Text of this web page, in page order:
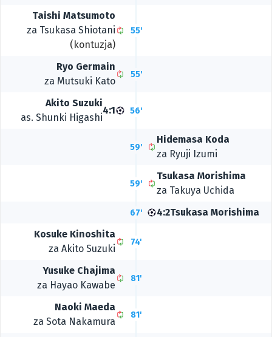
Taishi Matsumoto
za Tsukasa Shiotani
(kontuzja)
55'
Ryo Germain
za Mutsuki Kato
55'
4:1
Akito Suzuki
as. Shunki Higashi
56'
59'
Hidemasa Koda
za Ryuji Izumi
59'
Tsukasa Morishima
za Takuya Uchida
67' 4:2Tsukasa Morishima
Kosuke Kinoshita
za Akito Suzuki
74'
Yusuke Chajima
za Hayao Kawabe
81'
Naoki Maeda
za Sota Nakamura
81'